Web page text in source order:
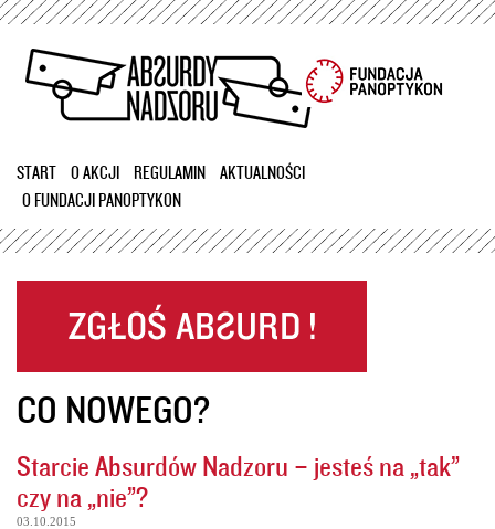
Przejdź
treści
START O AKCJI REGULAMIN
AKTUALNOŚCI
O FUNDACJI PANOPTYKON
CO NOWEGO?
Starcie Absurdów Nadzoru – jesteś na „tak”
czy na „nie”?
03.10.2015